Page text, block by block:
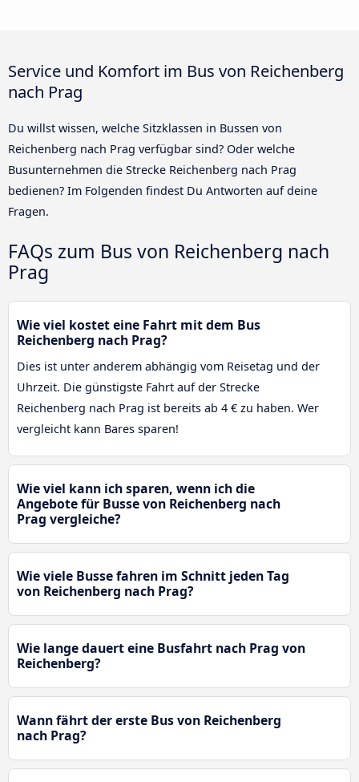
Service und Komfort im Bus von Reichenberg
nach Prag
Du willst wissen, welche Sitzklassen in Bussen von
Reichenberg nach Prag verfügbar sind? Oder welche
Busunternehmen die Strecke Reichenberg nach Prag
bedienen? Im Folgenden findest Du Antworten auf deine
Fragen.
FAQs zum Bus von Reichenberg nach
Prag
Wie viel kostet eine Fahrt mit dem Bus
Reichenberg nach Prag?
Dies ist unter anderem abhängig vom Reisetag und der
Uhrzeit. Die günstigste Fahrt auf der Strecke
Reichenberg nach Prag ist bereits ab 4 € zu haben. Wer
vergleicht kann Bares sparen!
Wie viel kann ich sparen, wenn ich die
Angebote für Busse von Reichenberg nach
Prag vergleiche?
Wie viele Busse fahren im Schnitt jeden Tag
von Reichenberg nach Prag?
Wie lange dauert eine Busfahrt nach Prag von
Reichenberg?
Wann fährt der erste Bus von Reichenberg
nach Prag?